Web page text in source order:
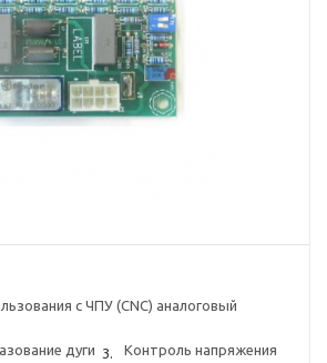
с ЧПУ (CNC) аналоговый
дуги
Контроль напряжения